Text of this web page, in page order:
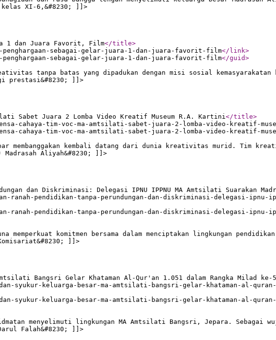
kelas XI-6,&#8230; ]]>
1 dan Juara Favorit, Film</title>
sebagai-gelar-juara-1-dan-juara-favorit-film</link>
sebagai-gelar-juara-1-dan-juara-favorit-film</guid>
tanpa batas yang dipadukan dengan misi sosial kemasyarakatan
prestasi&#8230; ]]>
Sabet Juara 2 Lomba Video Kreatif Museum R.A. Kartini</title>
cahaya-tim-voc-ma-amtsilati-sabet-juara-2-lomba-video-kreatif-
cahaya-tim-voc-ma-amtsilati-sabet-juara-2-lomba-video-kreatif-
membanggakan kembali datang dari dunia kreativitas murid. Tim
Aliyah&#8230; ]]>
dan Diskriminasi: Delegasi IPNU IPPNU MA Amtsilati Suarakan
ranah-pendidikan-tanpa-perundungan-dan-diskriminasi-delegasi-ipnu-
ranah-pendidikan-tanpa-perundungan-dan-diskriminasi-delegasi-ipnu-
memperkuat komitmen bersama dalam menciptakan lingkungan
]]>
Bangsri Gelar Khataman Al-Qur'an 1.051 dalam Rangka Milad ke-
syukur-keluarga-besar-ma-amtsilati-bangsri-gelar-khataman-al-
syukur-keluarga-besar-ma-amtsilati-bangsri-gelar-khataman-al-
menyelimuti lingkungan MA Amtsilati Bangsri, Jepara. Sebagai
Falah&#8230; ]]>